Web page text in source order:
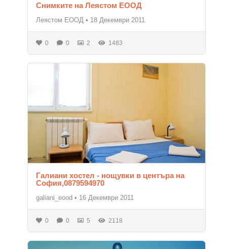
Снимките на Леястом ЕООД
Леястом ЕООД • 18 Декември 2011
0 0 2 1483
Галиани хостел - нощувки в центъра на
София,0879594970
galiani_eood • 16 Декември 2011
0 0 5 2118